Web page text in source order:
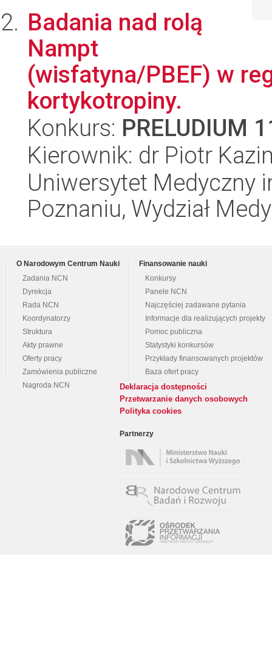
Badania nad rolą
Nampt
(wisfatyna/PBEF) w
kortykotropiny.
Konkurs: PRELUDIUM
Kierownik: dr Piotr
Uniwersytet Medyczny
Poznaniu, Wydział
O Narodowym Centrum Nauki
Zadania NCN
Dyrekcja
Rada NCN
Koordynatorzy
Struktura
Akty prawne
Oferty pracy
Zamówienia publiczne
Nagroda NCN
Finansowanie nauki
Konkursy
Panele NCN
Najczęściej zadawane pytania
Informacje dla realizujących projekty
Pomoc publiczna
Statystyki konkursów
Przykłady finansowanych projektów
Baza ofert pracy
Deklaracja dostępności
Przetwarzanie danych osobowych
Polityka cookies
Partnerzy